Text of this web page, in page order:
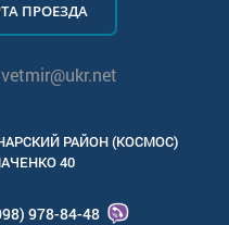
ПРОЕЗДА
vetmir@ukr.net
РАЙОН (КОСМОС)
40
978-84-48